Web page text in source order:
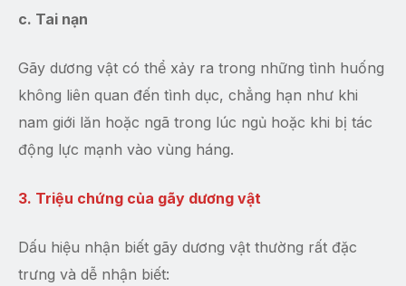
c. Tai nạn
Gãy dương vật có thể xảy ra trong những tình huống
không liên quan đến tình dục, chẳng hạn như khi
nam giới lăn hoặc ngã trong lúc ngủ hoặc khi bị tác
động lực mạnh vào vùng háng.
3. Triệu chứng của gãy dương vật
Dấu hiệu nhận biết gãy dương vật thường rất đặc
trưng và dễ nhận biết: